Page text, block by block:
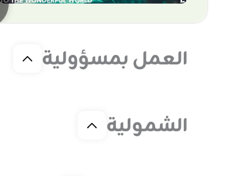
العمل بمسؤولية
الشمولية